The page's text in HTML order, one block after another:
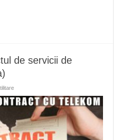
de servicii de